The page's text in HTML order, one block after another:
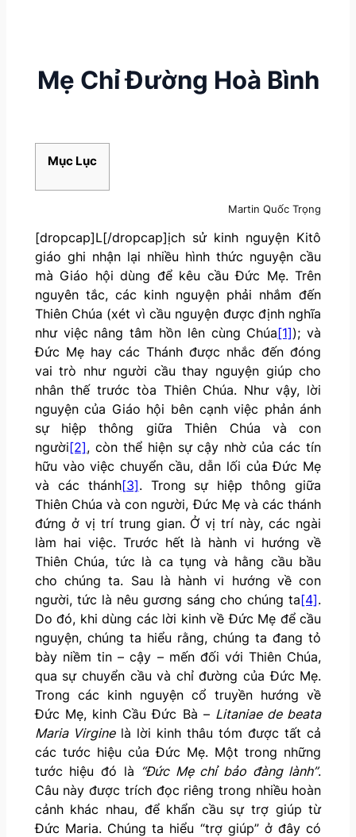
Mẹ Chỉ Đường Hoà Bình
Mục Lục
Martin Quốc Trọng
[dropcap]L[/dropcap]ịch sử kinh nguyện Kitô
giáo ghi nhận lại nhiều hình thức nguyện cầu
mà Giáo hội dùng để kêu cầu Đức Mẹ. Trên
nguyên tắc, các kinh nguyện phải nhắm đến
Thiên Chúa (xét vì cầu nguyện được định nghĩa
như việc nâng tâm hồn lên cùng Chúa[1]); và
Đức Mẹ hay các Thánh được nhắc đến đóng
vai trò như người cầu thay nguyện giúp cho
nhân thế trước tòa Thiên Chúa. Như vậy, lời
nguyện của Giáo hội bên cạnh việc phản ánh
sự hiệp thông giữa Thiên Chúa và con
người[2], còn thể hiện sự cậy nhờ của các tín
hữu vào việc chuyển cầu, dẫn lối của Đức Mẹ
và các thánh[3]. Trong sự hiệp thông giữa
Thiên Chúa và con người, Đức Mẹ và các thánh
đứng ở vị trí trung gian. Ở vị trí này, các ngài
làm hai việc. Trước hết là hành vi hướng về
Thiên Chúa, tức là ca tụng và hằng cầu bầu
cho chúng ta. Sau là hành vi hướng về con
người, tức là nêu gương sáng cho chúng ta[4].
Do đó, khi dùng các lời kinh về Đức Mẹ để cầu
nguyện, chúng ta hiểu rằng, chúng ta đang tỏ
bày niềm tin – cậy – mến đối với Thiên Chúa,
qua sự chuyển cầu và chỉ đường của Đức Mẹ.
Trong các kinh nguyện cổ truyền hướng về
Đức Mẹ, kinh Cầu Đức Bà – Litaniae de beata
Maria Virginelà lời kinh thâu tóm được tất cả
các tước hiệu của Đức Mẹ. Một trong những
tước hiệu đó là “Đức Mẹ chỉ bảo đàng lành”.
Câu này được trích đọc riêng trong nhiều hoàn
cảnh khác nhau, để khẩn cầu sự trợ giúp từ
Đức Maria. Chúng ta hiểu “trợ giúp” ở đây có